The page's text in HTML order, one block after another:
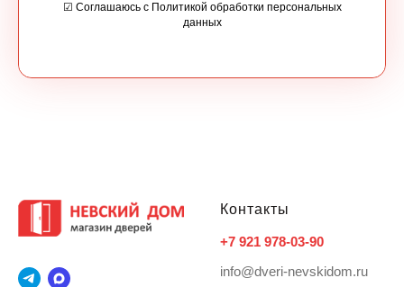
☑ Соглашаюсь с Политикой обработки персональных
данных
Контакты
+7 921 978-03-90
info@dveri-nevskidom.ru